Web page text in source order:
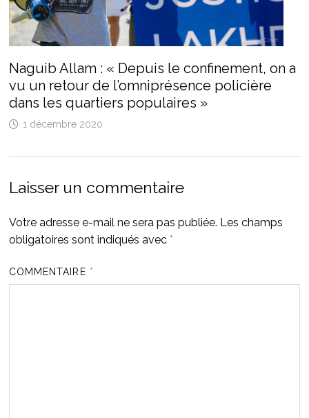
Naguib Allam : « Depuis le confinement, on a
vu un retour de l’omniprésence policière
dans les quartiers populaires »
1 décembre 2020
Laisser un commentaire
Votre adresse e-mail ne sera pas publiée. Les champs
obligatoires sont indiqués avec *
COMMENTAIRE *